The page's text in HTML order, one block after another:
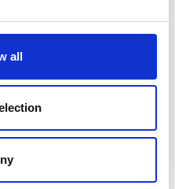
all
sähköstä
vuonna.